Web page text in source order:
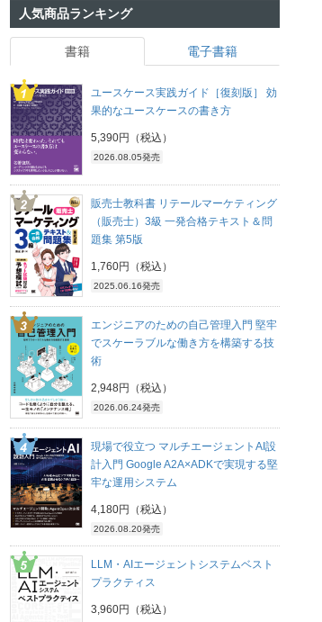
人気商品ランキング
書籍 電子書籍
ユースケース実践ガイド［復刻版］ 効
果的なユースケースの書き方
5,390円（税込）
2026.08.05発売
販売士教科書 リテールマーケティング
（販売士）3級 一発合格テキスト＆問
題集 第5版
1,760円（税込）
2025.06.16発売
エンジニアのための自己管理入門 堅牢
でスケーラブルな働き方を構築する技
術
2,948円（税込）
2026.06.24発売
現場で役立つ マルチエージェントAI設
計入門 Google A2A×ADKで実現する堅
牢な運用システム
4,180円（税込）
2026.08.20発売
LLM・AIエージェントシステムベスト
プラクティス
3,960円（税込）